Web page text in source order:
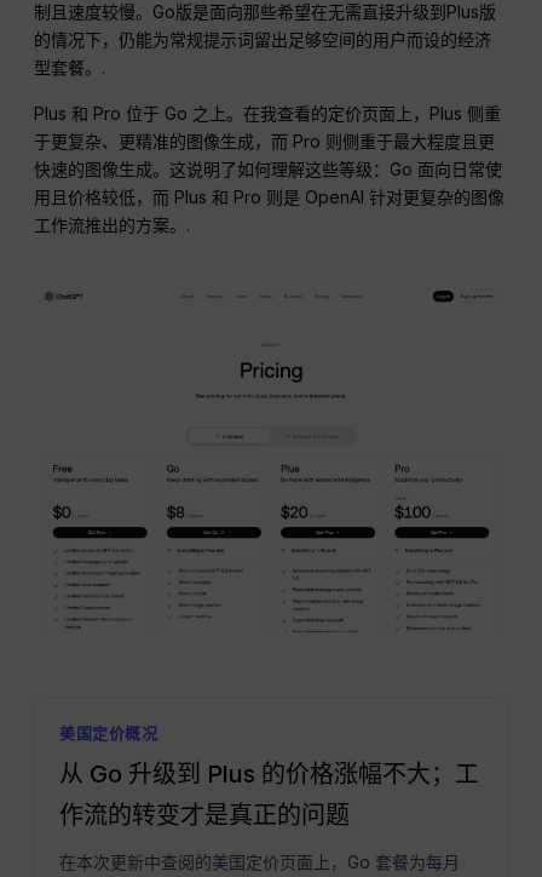
制且速度较慢。Go版是面向那些希望在无需直接升级到Plus版
的情况下，仍能为常规提示词留出足够空间的用户而设的经济
型套餐。.
Plus 和 Pro 位于 Go 之上。在我查看的定价页面上，Plus 侧重
于更复杂、更精准的图像生成，而 Pro 则侧重于最大程度且更
快速的图像生成。这说明了如何理解这些等级：Go 面向日常使
用且价格较低，而 Plus 和 Pro 则是 OpenAI 针对更复杂的图像
工作流推出的方案。.
美国定价概况
从 Go 升级到 Plus 的价格涨幅不大；工
作流的转变才是真正的问题
在本次更新中查阅的美国定价页面上，Go 套餐为每月